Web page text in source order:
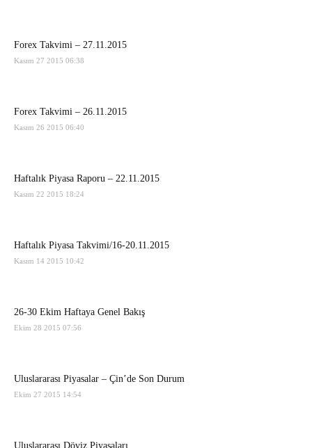
Forex Takvimi – 27.11.2015
Kasım 27 2015 06:38
Forex Takvimi – 26.11.2015
Kasım 26 2015 06:40
Haftalık Piyasa Raporu – 22.11.2015
Kasım 22 2015 18:24
Haftalık Piyasa Takvimi/16-20.11.2015
Kasım 14 2015 10:42
26-30 Ekim Haftaya Genel Bakış
Ekim 28 2015 07:56
Uluslararası Piyasalar – Çin’de Son Durum
Ekim 27 2015 14:54
Uluslararası Döviz Piyasaları